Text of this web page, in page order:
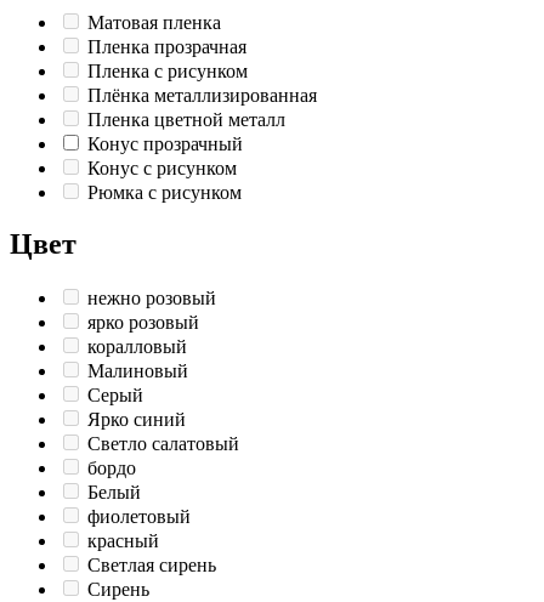
Матовая пленка
Пленка прозрачная
Пленка с рисунком
Плёнка металлизированная
Пленка цветной металл
Конус прозрачный
Конус с рисунком
Рюмка с рисунком
Цвет
нежно розовый
ярко розовый
коралловый
Малиновый
Серый
Ярко синий
Светло салатовый
бордо
Белый
фиолетовый
красный
Светлая сирень
Сирень